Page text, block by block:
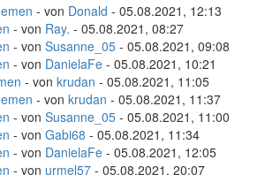
- von Donald - 05.08.2021, 12:13
- von Ray. - 05.08.2021, 08:27
- von Susanne_05 - 05.08.2021, 09:08
- von DanielaFe - 05.08.2021, 10:21
- von krudan - 05.08.2021, 11:05
- von krudan - 05.08.2021, 11:37
- von Susanne_05 - 05.08.2021, 11:00
- von Gabi68 - 05.08.2021, 11:34
- von DanielaFe - 05.08.2021, 12:05
- von urmel57 - 05.08.2021, 20:07